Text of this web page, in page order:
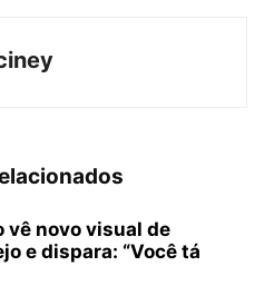
vê novo visual de
e dispara: “Você tá